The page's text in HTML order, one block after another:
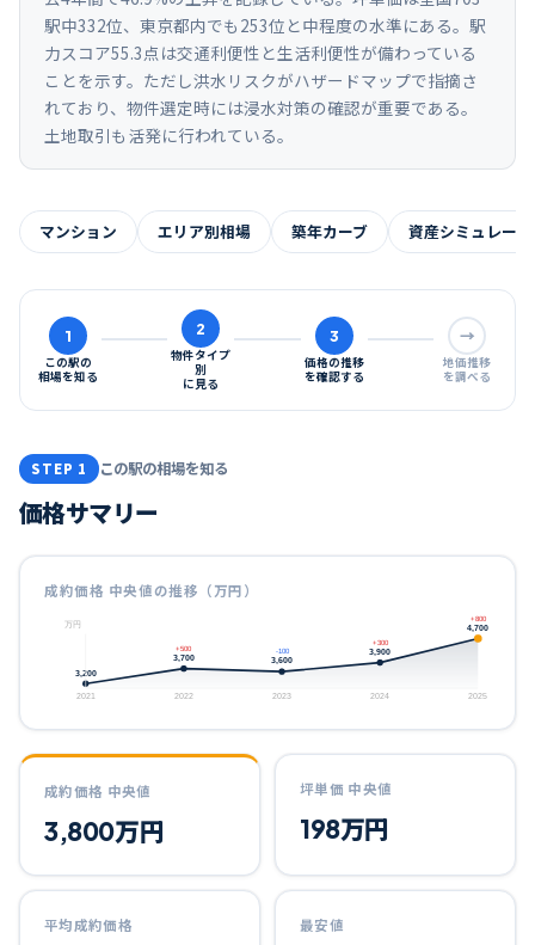
駅中332位、東京都内でも253位と中程度の水準にある。駅
力スコア55.3点は交通利便性と生活利便性が備わっている
ことを示す。ただし洪水リスクがハザードマップで指摘さ
れており、物件選定時には浸水対策の確認が重要である。
土地取引も活発に行われている。
マンション エリア別相場 築年カーブ 資産シミュレー
1
この駅の
相場を知る
2
物件タイプ
別
に見る
3
価格の推移
を確認する
→
地価推移
を調べる
STEP 1 この駅の相場を知る
価格サマリー
成約価格 中央値の推移（万円）
万円
3,200
2021
3,700
+500
2022
3,600
-100
2023
3,900
+300
2024
4,700
+800
2025
成約価格 中央値
3,800万円
坪単価 中央値
198万円
平均成約価格 最安値